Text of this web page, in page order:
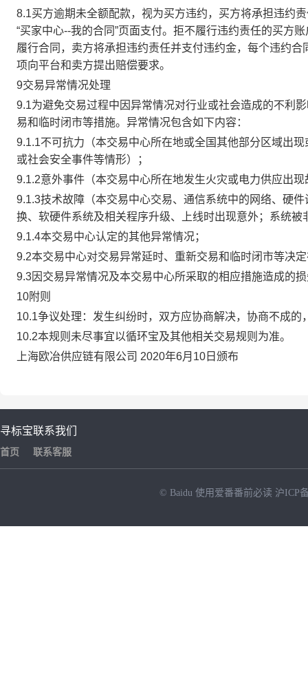
8.1买方逾期未全额配款，视为买方违约，买方将承担违约
“买家中心--我的合同”页面支付。拒不履行违约责任的买方
履行合同，卖方将承担违约责任并支付违约金，每个违约
项向平台和卖方提出赔偿要求。
9交易异常情况处理
9.1为避免交易过程中因异常情况对行业或社会造成的不利
易和临时闭市等措施。异常情况包含如下内容：
9.1.1不可抗力（本交易中心所在地或全国其他部分区域出
或社会安全事件等情形）；
9.1.2意外事件（本交易中心所在地发生火灾或电力供应出
9.1.3技术故障（本交易中心交易、通信系统中的网络、硬
换、软硬件系统及相关程序升级、上线时出现意外；系统
9.1.4本交易中心认定的其他异常情况；
9.2本交易中心对交易异常延时、重新交易和临时闭市等决
9.3因交易异常情况及本交易中心所采取的相应措施造成的
10附则
10.1争议处理：发生纠纷时，双方应协商解决，协商不成
10.2本规则未尽事宜以循环宝及其他相关交易规则为准。
上海欧冶供应链有限公司 2020年6月10日颁布
寻标宝
首页
联系我们
联系客服
© Baidu 使用爱番番前必读 沪ICP